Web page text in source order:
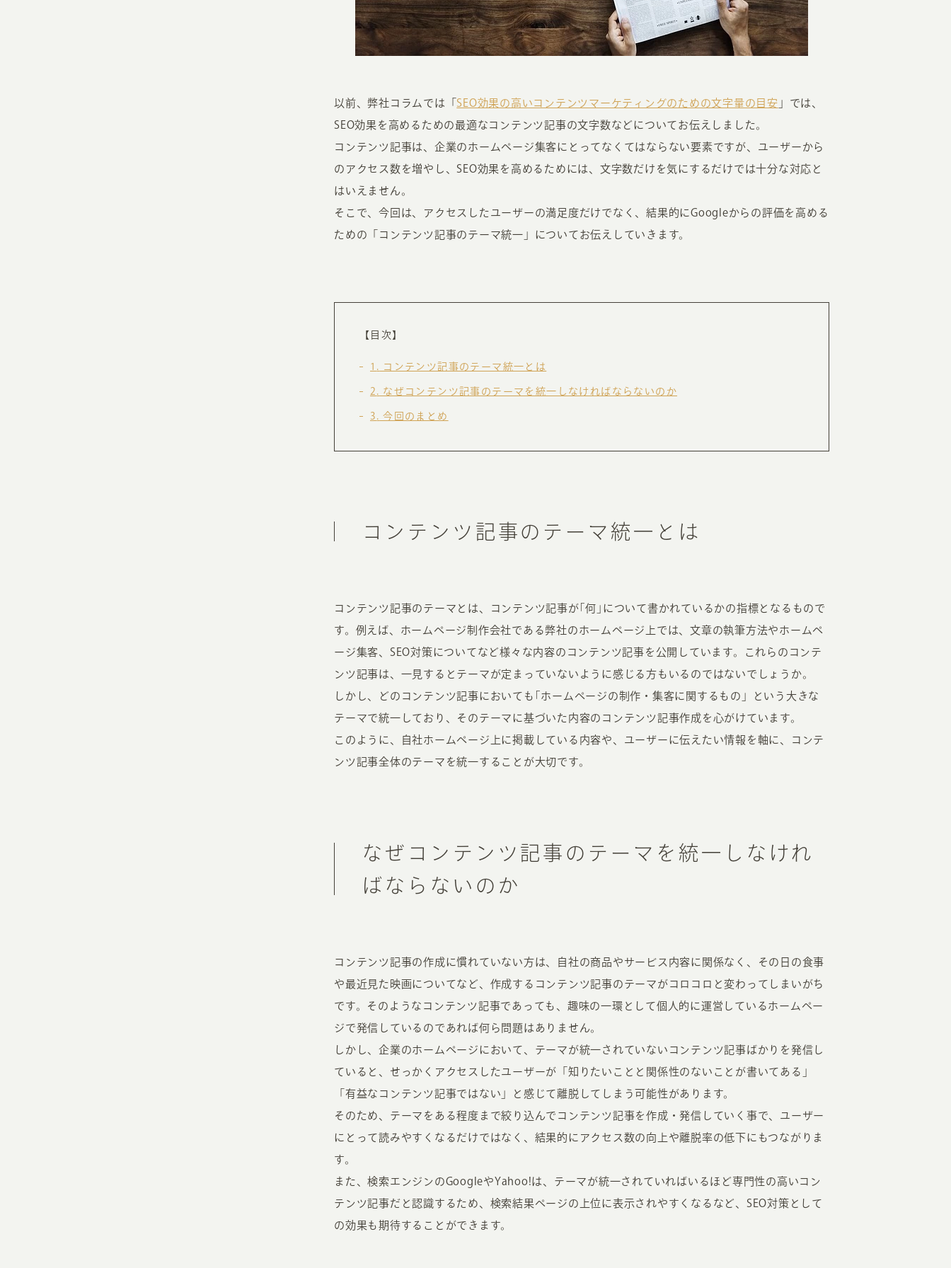
INFORMATION
制作実績
ホームページ集客の重要性
ホームページ制作の流れ
お知らせ・コラム
ABOUT
CREATION
クライアント専属チームによる戦略会議
WEB専門のライターがすべての原稿を執筆
あらゆる閲覧環境を想定したレスポンシブデザイン
ユーザーをファン化するコンテンツマーケティング
特定のターゲットに的確に訴求する
ターゲットの属性にあわせて訴求する
以前、弊社コラムでは「 SEO効果の高いコンテンツマーケティングのための文字量の目安 」では、
SEO効果を高めるための最適なコンテンツ記事の文字数などについてお伝えしました。
コンテンツ記事は、企業のホームページ集客にとってなくてはならない要素ですが、ユーザーから
のアクセス数を増やし、SEO効果を高めるためには、文字数だけを気にするだけでは十分な対応と
はいえません。
そこで、今回は、アクセスしたユーザーの満足度だけでなく、結果的にGoogleからの評価を高める
ための「コンテンツ記事のテーマ統一」についてお伝えしていきます。
【目次】
1 コンテンツ記事のテーマ統一とは
2 なぜコンテンツ記事のテーマを統一しなければならないのか
3 今回のまとめ
コンテンツ記事のテーマ統一とは
コンテンツ記事のテーマとは、コンテンツ記事が｢何｣について書かれているかの指標となるもので
す。例えば、ホームページ制作会社である弊社のホームページ上では、文章の執筆方法やホームペ
ージ集客、SEO対策についてなど様々な内容のコンテンツ記事を公開しています。これらのコンテ
ンツ記事は、一見するとテーマが定まっていないように感じる方もいるのではないでしょうか。
しかし、どのコンテンツ記事においても｢ホームページの制作・集客に関するもの」という大きな
テーマで統一しており、そのテーマに基づいた内容のコンテンツ記事作成を心がけています。
このように、自社ホームページ上に掲載している内容や、ユーザーに伝えたい情報を軸に、コンテ
ンツ記事全体のテーマを統一することが大切です。
なぜコンテンツ記事のテーマを統一しなけれ
ばならないのか
コンテンツ記事の作成に慣れていない方は、自社の商品やサービス内容に関係なく、その日の食事
や最近見た映画についてなど、作成するコンテンツ記事のテーマがコロコロと変わってしまいがち
です。そのようなコンテンツ記事であっても、趣味の一環として個人的に運営しているホームペー
ジで発信しているのであれば何ら問題はありません。
しかし、企業のホームページにおいて、テーマが統一されていないコンテンツ記事ばかりを発信し
ていると、せっかくアクセスしたユーザーが「知りたいことと関係性のないことが書いてある」
「有益なコンテンツ記事ではない」と感じて離脱してしまう可能性があります。
そのため、テーマをある程度まで絞り込んでコンテンツ記事を作成・発信していく事で、ユーザー
にとって読みやすくなるだけではなく、結果的にアクセス数の向上や離脱率の低下にもつながりま
す。
また、検索エンジンのGoogleやYahoo!は、テーマが統一されていればいるほど専門性の高いコン
テンツ記事だと認識するため、検索結果ページの上位に表示されやすくなるなど、SEO対策として
の効果も期待することができます。